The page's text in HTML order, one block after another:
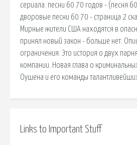
сериала. песни 60 70 годов - (песня
дворовые песни 60 70 - страница 2
Мирные жители США находятся в
принял новый закон - больше нет.
ограничения: Это история о двух
компании. Новая глава о
Оушена и его команды
Links to Important Stuff